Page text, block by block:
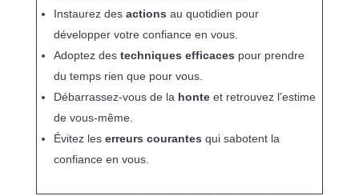
Instaurez des actions au quotidien pour
développer votre confiance en vous.
Adoptez des techniques efficaces pour prendre
du temps rien que pour vous.
Débarrassez-vous de la honteet retrouvez l’estime
de vous-même.
Évitez les erreurs courantes qui sabotent la
confiance en vous.